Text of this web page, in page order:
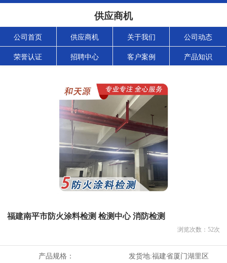
供应商机
公司首页 供应商机 关于我们 公司动态
荣誉认证 招聘中心 客户案例 产品知识
福建南平市防火涂料检测 检测中心 消防检测
浏览次数： 52次
产品规格： 发货地:福建省厦门湖里区